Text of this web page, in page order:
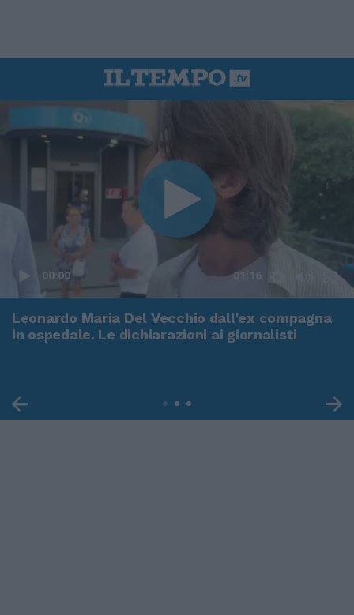
00:00 01:16
Leonardo Maria Del Vecchio dall'ex compagna
in ospedale. Le dichiarazioni ai giornalisti